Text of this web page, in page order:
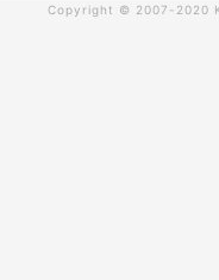
Copyright © 2007-2020